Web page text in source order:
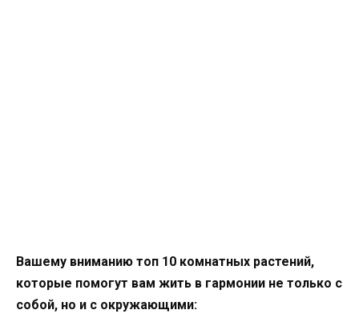
Вашему вниманию топ 10 комнатных растений,
которые помогут вам жить в гармонии не только с
собой, но и с окружающими: